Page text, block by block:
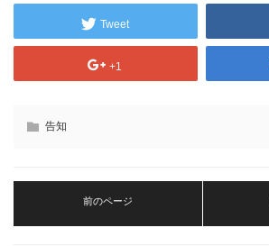
Tweet
+1
告知
前のページ